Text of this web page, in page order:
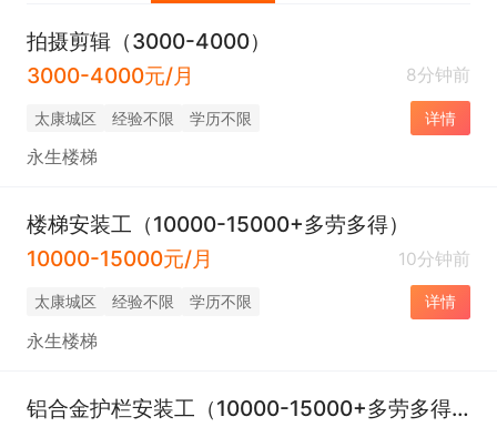
拍摄剪辑（3000-4000）
3000-4000元/月
8分钟前
太康城区 经验不限 学历不限 详情
永生楼梯
楼梯安装工（10000-15000+多劳多得）
10000-15000元/月
10分钟前
太康城区 经验不限 学历不限 详情
永生楼梯
铝合金护栏安装工（10000-15000+多劳多得）